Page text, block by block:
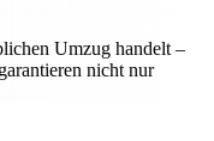
Umzug handelt –
nicht nur